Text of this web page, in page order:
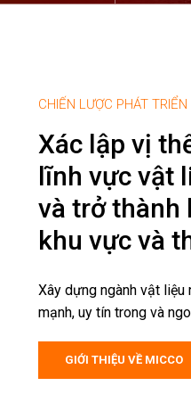
CHIẾN LƯỢC PHÁT TRIỂN
Xác lập vị
lĩnh vực vật
và trở thành
khu vực và
Xây dựng ngành vật liệu
mạnh, uy tín trong và
GIỚI THIỆU VỀ MICCO